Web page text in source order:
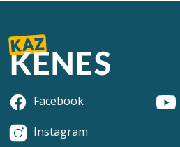
Facebook
Instagram